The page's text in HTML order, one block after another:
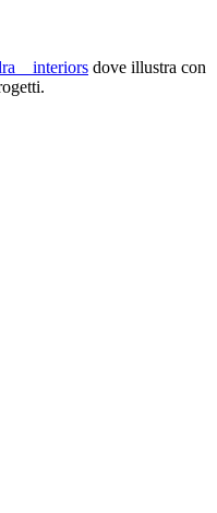
dove illustra con